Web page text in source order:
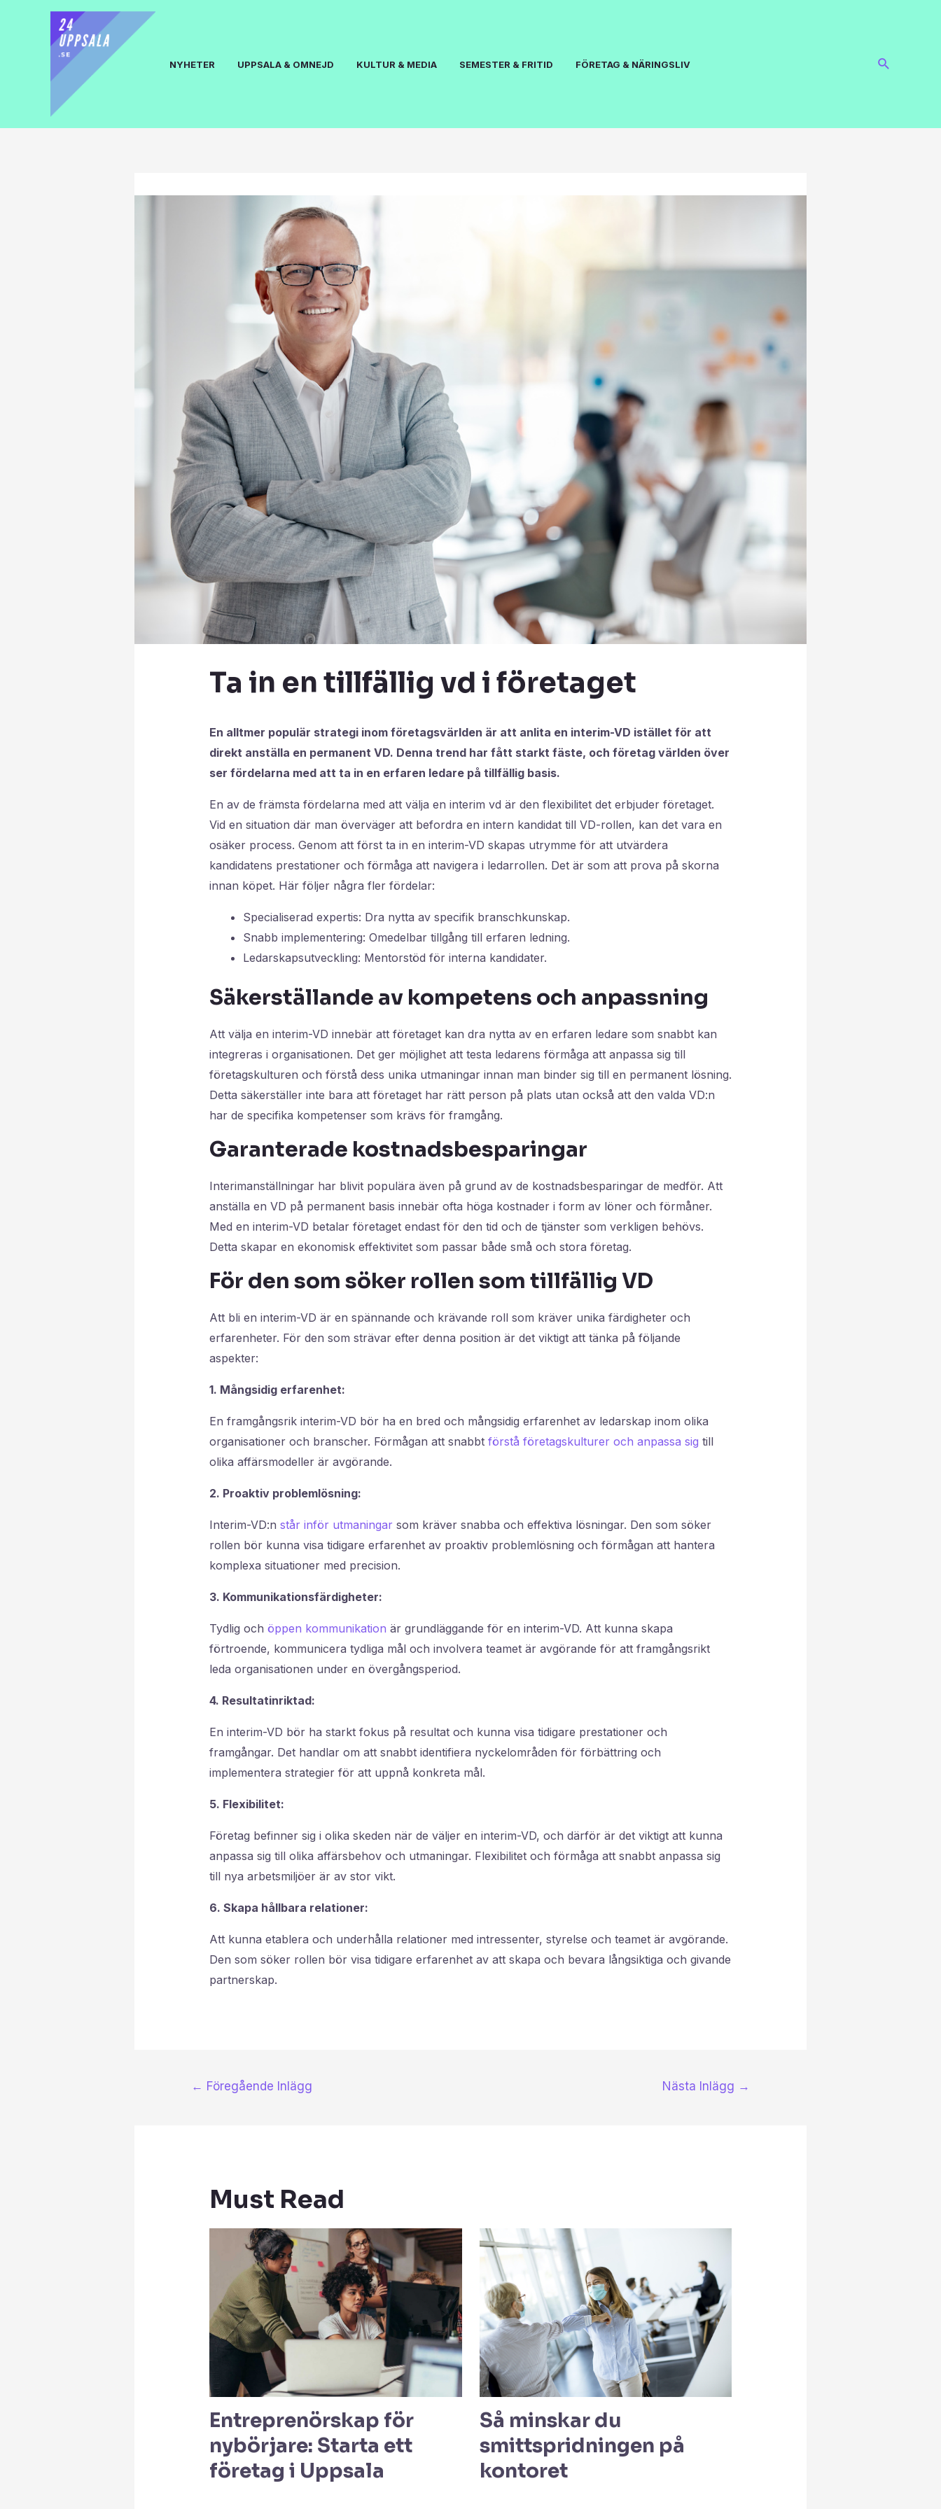
NYHETER UPPSALA & OMNEJD KULTUR & MEDIA SEMESTER & FRITID FÖRETAG & NÄRINGSLIV
Ta in en tillfällig vd i företaget
En alltmer populär strategi inom företagsvärlden är att anlita en interim-VD istället för att
direkt anställa en permanent VD. Denna trend har fått starkt fäste, och företag världen över
ser fördelarna med att ta in en erfaren ledare på tillfällig basis.
En av de främsta fördelarna med att välja en interim vd är den flexibilitet det erbjuder företaget.
Vid en situation där man överväger att befordra en intern kandidat till VD-rollen, kan det vara en
osäker process. Genom att först ta in en interim-VD skapas utrymme för att utvärdera
kandidatens prestationer och förmåga att navigera i ledarrollen. Det är som att prova på skorna
innan köpet. Här följer några fler fördelar:
Specialiserad expertis: Dra nytta av specifik branschkunskap.
Snabb implementering: Omedelbar tillgång till erfaren ledning.
Ledarskapsutveckling: Mentorstöd för interna kandidater.
Säkerställande av kompetens och anpassning
Att välja en interim-VD innebär att företaget kan dra nytta av en erfaren ledare som snabbt kan
integreras i organisationen. Det ger möjlighet att testa ledarens förmåga att anpassa sig till
företagskulturen och förstå dess unika utmaningar innan man binder sig till en permanent lösning.
Detta säkerställer inte bara att företaget har rätt person på plats utan också att den valda VD:n
har de specifika kompetenser som krävs för framgång.
Garanterade kostnadsbesparingar
Interimanställningar har blivit populära även på grund av de kostnadsbesparingar de medför. Att
anställa en VD på permanent basis innebär ofta höga kostnader i form av löner och förmåner.
Med en interim-VD betalar företaget endast för den tid och de tjänster som verkligen behövs.
Detta skapar en ekonomisk effektivitet som passar både små och stora företag.
För den som söker rollen som tillfällig VD
Att bli en interim-VD är en spännande och krävande roll som kräver unika färdigheter och
erfarenheter. För den som strävar efter denna position är det viktigt att tänka på följande
aspekter:
1. Mångsidig erfarenhet:
En framgångsrik interim-VD bör ha en bred och mångsidig erfarenhet av ledarskap inom olika
organisationer och branscher. Förmågan att snabbt förstå företagskulturer och anpassa sig till
olika affärsmodeller är avgörande.
2. Proaktiv problemlösning:
Interim-VD:n står inför utmaningarsom kräver snabba och effektiva lösningar. Den som söker
rollen bör kunna visa tidigare erfarenhet av proaktiv problemlösning och förmågan att hantera
komplexa situationer med precision.
3. Kommunikationsfärdigheter:
Tydlig och öppen kommunikation är grundläggande för en interim-VD. Att kunna skapa
förtroende, kommunicera tydliga mål och involvera teamet är avgörande för att framgångsrikt
leda organisationen under en övergångsperiod.
4. Resultatinriktad:
En interim-VD bör ha starkt fokus på resultat och kunna visa tidigare prestationer och
framgångar. Det handlar om att snabbt identifiera nyckelområden för förbättring och
implementera strategier för att uppnå konkreta mål.
5. Flexibilitet:
Företag befinner sig i olika skeden när de väljer en interim-VD, och därför är det viktigt att kunna
anpassa sig till olika affärsbehov och utmaningar. Flexibilitet och förmåga att snabbt anpassa sig
till nya arbetsmiljöer är av stor vikt.
6. Skapa hållbara relationer:
Att kunna etablera och underhålla relationer med intressenter, styrelse och teamet är avgörande.
Den som söker rollen bör visa tidigare erfarenhet av att skapa och bevara långsiktiga och givande
partnerskap.
← Föregående Inlägg Nästa Inlägg →
Must Read
Entreprenörskap för
nybörjare: Starta ett
företag i Uppsala
Så minskar du
smittspridningen på
kontoret